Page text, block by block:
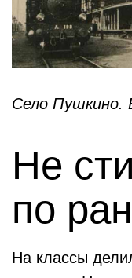
Село Пушкино.
Не
по
На классы